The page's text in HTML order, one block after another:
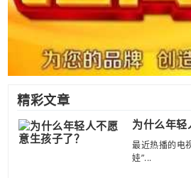
精彩文章
为什么年轻
最近热播的电
娃”...